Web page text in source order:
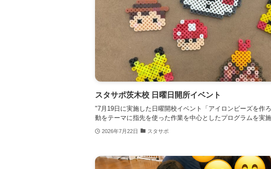
スタサポ茨木校 日曜日開所イベント
"7月19日に実施した日曜開校イベント「アイロンビーズを作
動をテーマに指先を使った作業を中心としたプログラムを実
2026年7月22日 スタサポ